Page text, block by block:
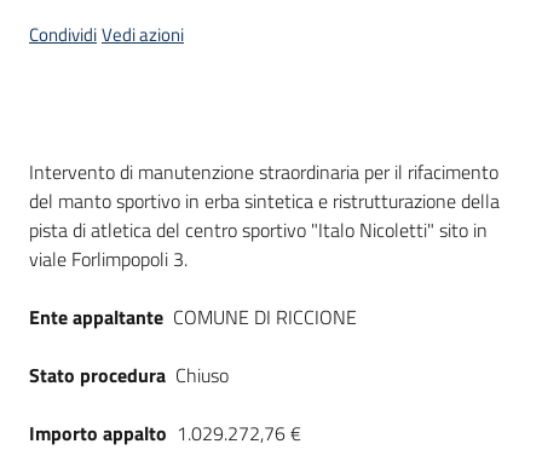
CondividiVedi azioni
Dati del bando
Intervento di manutenzione straordinaria per il rifacimento
del manto sportivo in erba sintetica e ristrutturazione della
pista di atletica del centro sportivo "Italo Nicoletti" sito in
viale Forlimpopoli 3.
Ente appaltante COMUNE DI RICCIONE
Stato procedura Chiuso
Importo appalto 1.029.272,76 €